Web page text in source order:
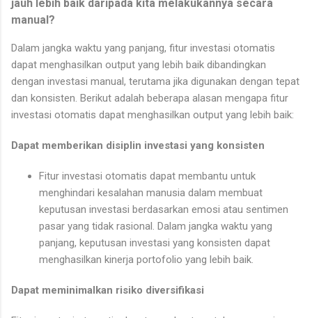
jauh lebih baik daripada kita melakukannya secara
manual?
Dalam jangka waktu yang panjang, fitur investasi otomatis
dapat menghasilkan output yang lebih baik dibandingkan
dengan investasi manual, terutama jika digunakan dengan tepat
dan konsisten. Berikut adalah beberapa alasan mengapa fitur
investasi otomatis dapat menghasilkan output yang lebih baik:
Dapat memberikan disiplin investasi yang konsisten
Fitur investasi otomatis dapat membantu untuk
menghindari kesalahan manusia dalam membuat
keputusan investasi berdasarkan emosi atau sentimen
pasar yang tidak rasional. Dalam jangka waktu yang
panjang, keputusan investasi yang konsisten dapat
menghasilkan kinerja portofolio yang lebih baik.
Dapat meminimalkan risiko diversifikasi